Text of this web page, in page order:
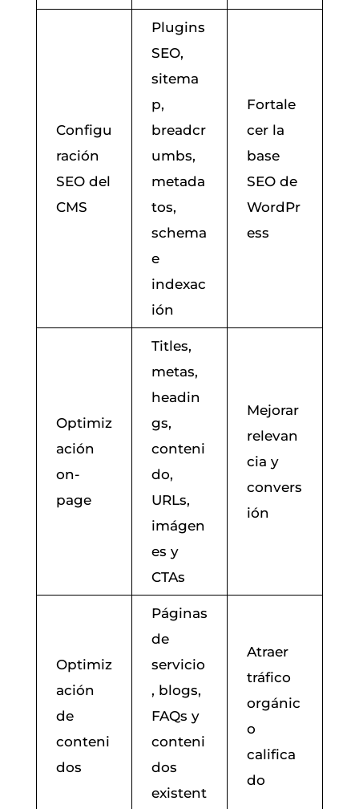
Configu
ración
SEO del
CMS
Plugins
SEO,
sitema
p,
breadcr
umbs,
metada
tos,
schema
e
indexac
ión
Fortale
cer la
base
SEO de
WordPr
ess
Optimiz
ación
on-
page
Titles,
metas,
headin
gs,
conteni
do,
URLs,
imágen
es y
CTAs
Mejorar
relevan
cia y
convers
ión
Optimiz
ación
de
conteni
dos
Páginas
de
servicio
, blogs,
FAQs y
conteni
dos
existent
Atraer
tráfico
orgánic
o
califica
do